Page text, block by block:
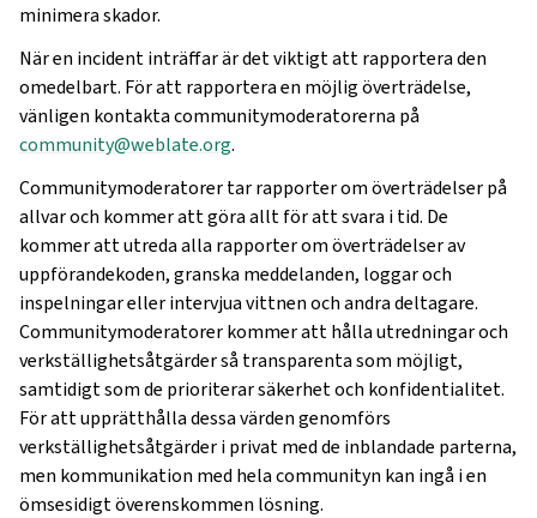
minimera skador.
När en incident inträffar är det viktigt att rapportera den
omedelbart. För att rapportera en möjlig överträdelse,
vänligen kontakta communitymoderatorerna på
community@weblate.org.
Communitymoderatorer tar rapporter om överträdelser på
allvar och kommer att göra allt för att svara i tid. De
kommer att utreda alla rapporter om överträdelser av
uppförandekoden, granska meddelanden, loggar och
inspelningar eller intervjua vittnen och andra deltagare.
Communitymoderatorer kommer att hålla utredningar och
verkställighetsåtgärder så transparenta som möjligt,
samtidigt som de prioriterar säkerhet och konfidentialitet.
För att upprätthålla dessa värden genomförs
verkställighetsåtgärder i privat med de inblandade parterna,
men kommunikation med hela communityn kan ingå i en
ömsesidigt överenskommen lösning.